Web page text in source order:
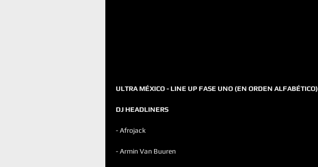
ULTRA MÉXICO - LINE UP FASE UNO (EN ORDEN ALFABÉTICO)
DJ HEADLINERS
- Afrojack
- Armin Van Buuren